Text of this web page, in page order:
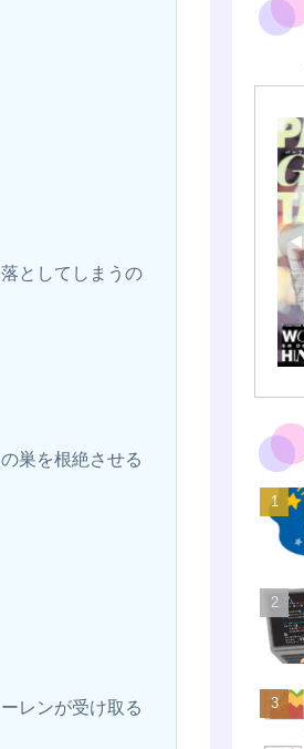
としてしまうの
巣を根絶させる
レンが受け取る